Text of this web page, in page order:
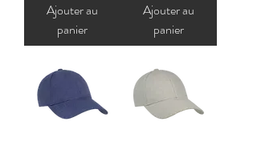
Ajouter au
panier
Ajouter au
panier